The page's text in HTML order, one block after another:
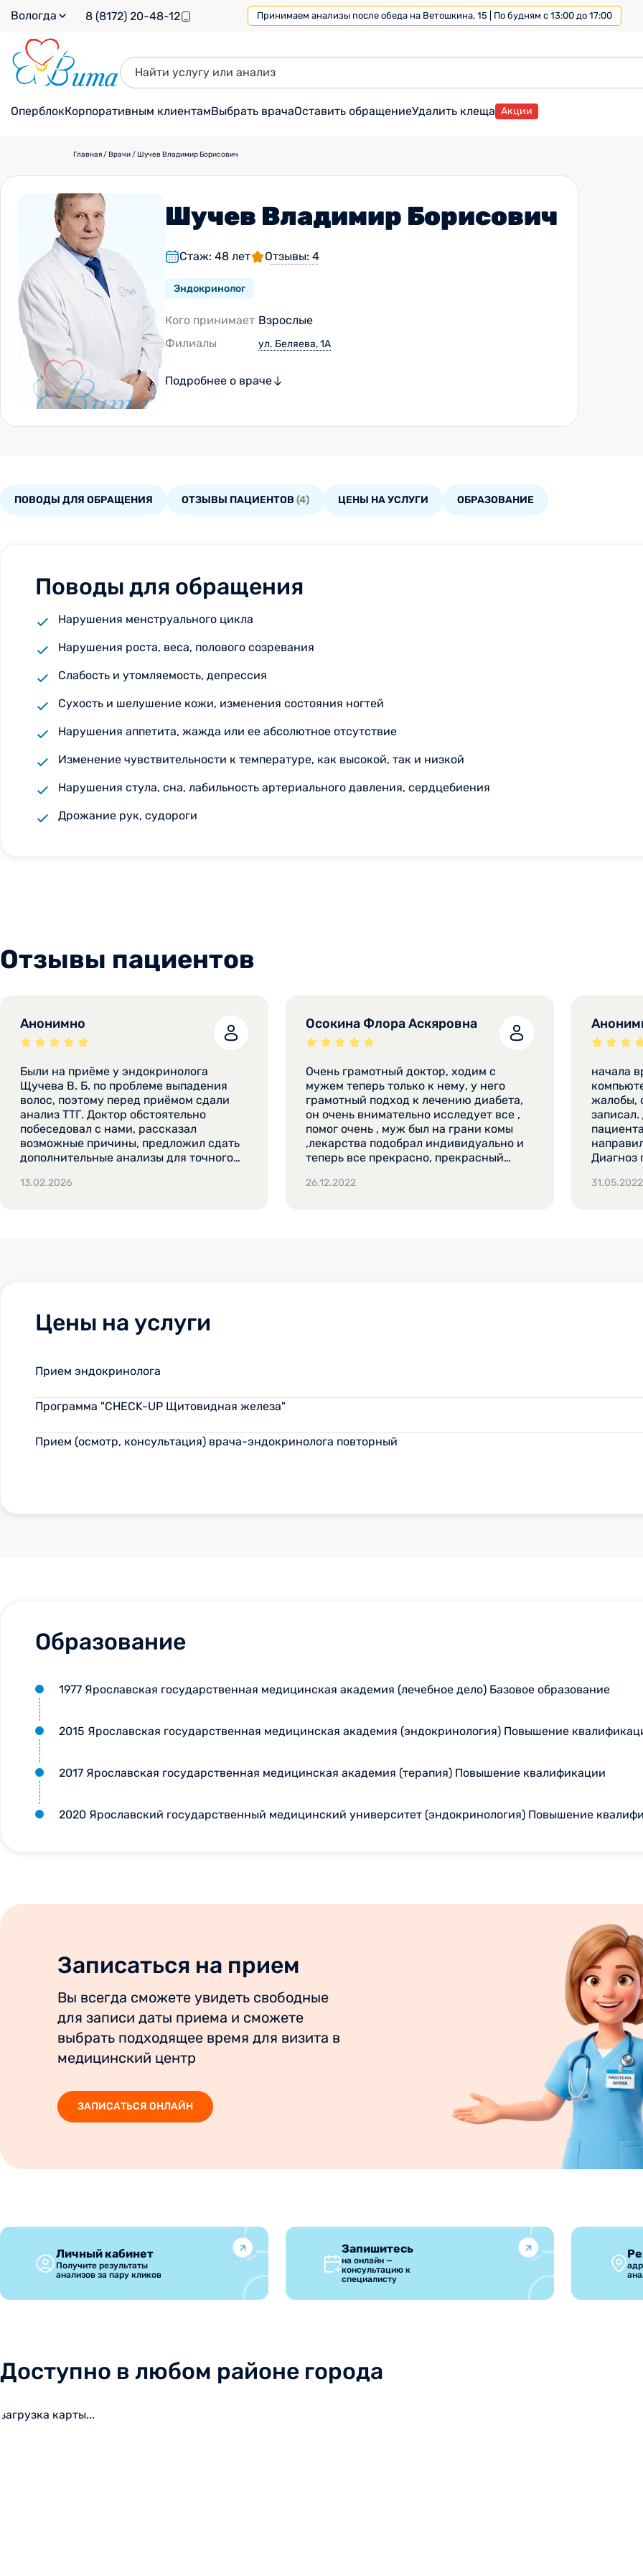
Вологда 8 (8172) 20-48-12 Принимаем анализы после обеда на Ветошкина, 15 | По будням с 13:00 до 17:00
ОперблокКорпоративным клиентамВыбрать врачаОставить обращениеУдалить клеща Акции
Главная/Врачи/Шучев Владимир Борисович
Шучев Владимир Борисович
Стаж: 48 лет Отзывы: 4
Эндокринолог
Кого принимает Взрослые
Филиалы
ул. Беляева, 1А
Подробнее о враче
ПОВОДЫ ДЛЯ ОБРАЩЕНИЯ ОТЗЫВЫ ПАЦИЕНТОВ (4) ЦЕНЫ НА УСЛУГИ ОБРАЗОВАНИЕ
Поводы для обращения
Нарушения менструального цикла
Нарушения роста, веса, полового созревания
Слабость и утомляемость, депрессия
Сухость и шелушение кожи, изменения состояния ногтей
Нарушения аппетита, жажда или ее абсолютное отсутствие
Изменение чувствительности к температуре, как высокой, так и низкой
Нарушения стула, сна, лабильность артериального давления, сердцебиения
Дрожание рук, судороги
Отзывы пациентов
Анонимно
Были на приёме у эндокринолога
Щучева В. Б. по проблеме выпадения
волос, поэтому перед приёмом сдали
анализ ТТГ. Доктор обстоятельно
побеседовал с нами, рассказал
возможные причины, предложил сдать
дополнительные анализы для точного
Будем продолжать обследование.
13.02.2026
Осокина Флора Аскяровна
Очень грамотный доктор, ходим с
мужем теперь только к нему, у него
грамотный подход к лечению диабета,
он очень внимательно исследует все ,
помог очень , муж был на грани комы
,лекарства подобрал индивидуально и
теперь все прекрасно, прекрасный
26.12.2022
начала
компьютер. Потом я рассказал
жалобы,
Диагноз
31.05.2022
Цены на услуги
Прием эндокринолога
Программа "CHECK-UP Щитовидная железа"
Прием (осмотр, консультация) врача-эндокринолога повторный
Образование
1977 Ярославская государственная медицинская академия (лечебное дело) Базовое образование
2015 Ярославская государственная медицинская академия (эндокринология) Повышение
2017 Ярославская государственная медицинская академия (терапия) Повышение квалификации
2020 Ярославский государственный медицинский университет (эндокринология) Повышение
Записаться на прием
Вы всегда сможете увидеть свободные
для записи даты приема и сможете
выбрать подходящее время для визита в
медицинский центр
ЗАПИСАТЬСЯ ОНЛАЙН
Личный кабинет
Получите результаты
анализов за пару кликов
Запишитесь
на онлайн —
консультацию к
специалисту
Доступно в любом районе города
загрузка карты...